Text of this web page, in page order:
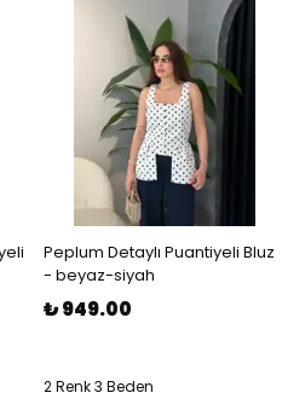
Peplum Detaylı Puantiyeli Bluz
- beyaz-siyah
₺ 949.00
2 Renk 3 Beden